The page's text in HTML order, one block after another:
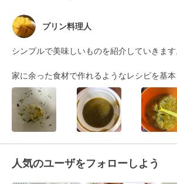
プリン料理人
シンプルで美味しいものを紹介していきます
家に余った食材で作れるようなレシピを基本
人気のユーザをフォローしよう